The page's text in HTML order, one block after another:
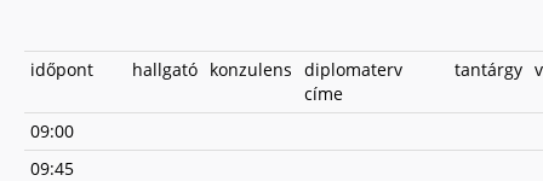
időpont hallgató konzulens diplomaterv
címe
tantárgy
09:00
09:45